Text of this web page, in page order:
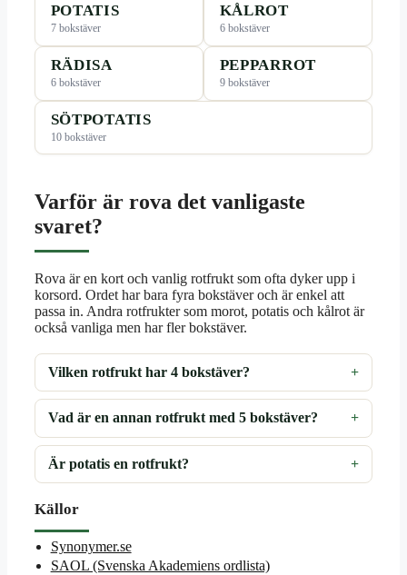
POTATIS
7 bokstäver
KÅLROT
6 bokstäver
RÄDISA
6 bokstäver
PEPPARROT
9 bokstäver
SÖTPOTATIS
10 bokstäver
Varför är rova det vanligaste
svaret?
Rova är en kort och vanlig rotfrukt som ofta dyker upp i
korsord. Ordet har bara fyra bokstäver och är enkel att
passa in. Andra rotfrukter som morot, potatis och kålrot är
också vanliga men har fler bokstäver.
Vilken rotfrukt har 4 bokstäver?
Vad är en annan rotfrukt med 5 bokstäver?
Är potatis en rotfrukt?
Källor
Synonymer.se
SAOL (Svenska Akademiens ordlista)